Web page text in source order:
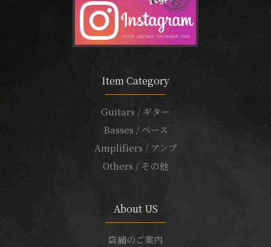
Item Category
Guitars / ギター
Basses / ベース
Amplifiers / アンプ
Others / その他
About US
店舗のご案内